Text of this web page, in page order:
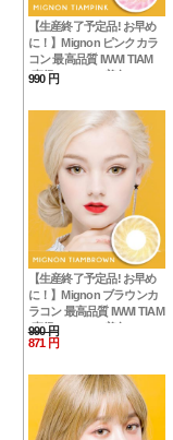
【生産終了予定品! お早め
に！】Mignon ピンクカラ
コン 最高品質 IWWI TIAM
[直径 : 14.2mm 着色：
Pink
990 円
【生産終了予定品! お早め
に！】Mignon ブラウンカ
ラコン 最高品質 IWWI TIAM
[直径 : 14.2mm 着色：
13.1mm] ハーフカラコン
BROWN
990 円
871 円